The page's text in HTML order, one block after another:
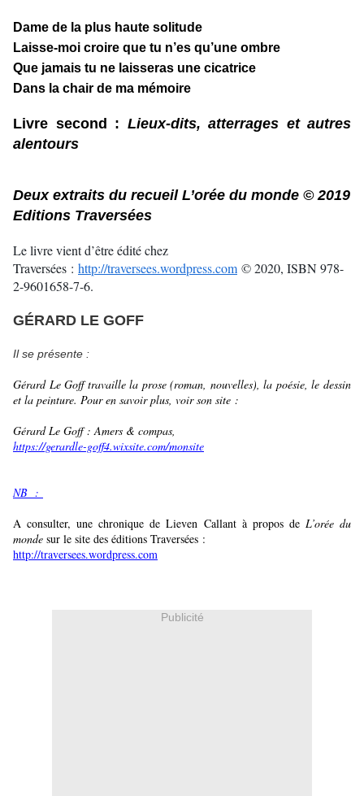
Dame de la plus haute solitude
Laisse-moi croire que tu n’es qu’une ombre
Que jamais tu ne laisseras une cicatrice
Dans la chair de ma mémoire
Livre second : Lieux-dits, atterrages et autres
alentours
Deux extraits du recueil L’orée du monde © 2019
Editions Traversées
Le livre vient d’être édité chez
Traversées : http://traversees.wordpress.com © 2020, ISBN 978-
2-9601658-7-6.
GÉRARD LE GOFF
Il se présente :
Gérard Le Goff travaille la prose (roman, nouvelles), la poésie, le dessin
et la peinture. Pour en savoir plus, voir son site :
Gérard Le Goff : Amers & compas,
https://gerardle-goff4.wixsite.com/monsite
NB :
A consulter, une chronique de Lieven Callant à propos de L’orée du
monde sur le site des éditions Traversées :
http://traversees.wordpress.com
Publicité